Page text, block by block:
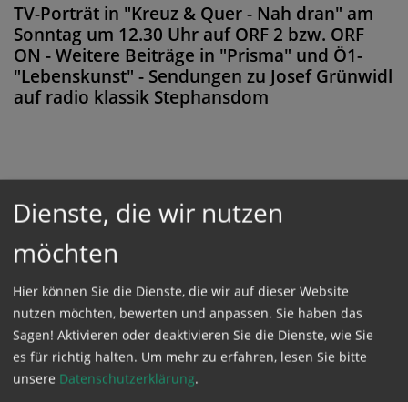
TV-Porträt in "Kreuz & Quer - Nah dran" am
Sonntag um 12.30 Uhr auf ORF 2 bzw. ORF
ON - Weitere Beiträge in "Prisma" und Ö1-
"Lebenskunst" - Sendungen zu Josef Grünwidl
auf radio klassik Stephansdom
loggen Sie sich ein, oder bestellen Sie das
ProduktKathpress_online
GESCHÜTZTER BEREICH
Bitte melden Sie sich mit Ihrem Benutzernamen
und Passwort an.
Dienste, die wir nutzen
möchten
Hier können Sie die Dienste, die wir auf dieser Website
nutzen möchten, bewerten und anpassen. Sie haben das
Sagen! Aktivieren oder deaktivieren Sie die Dienste, wie Sie
es für richtig halten. Um mehr zu erfahren, lesen Sie bitte
unsere Datenschutzerklärung.